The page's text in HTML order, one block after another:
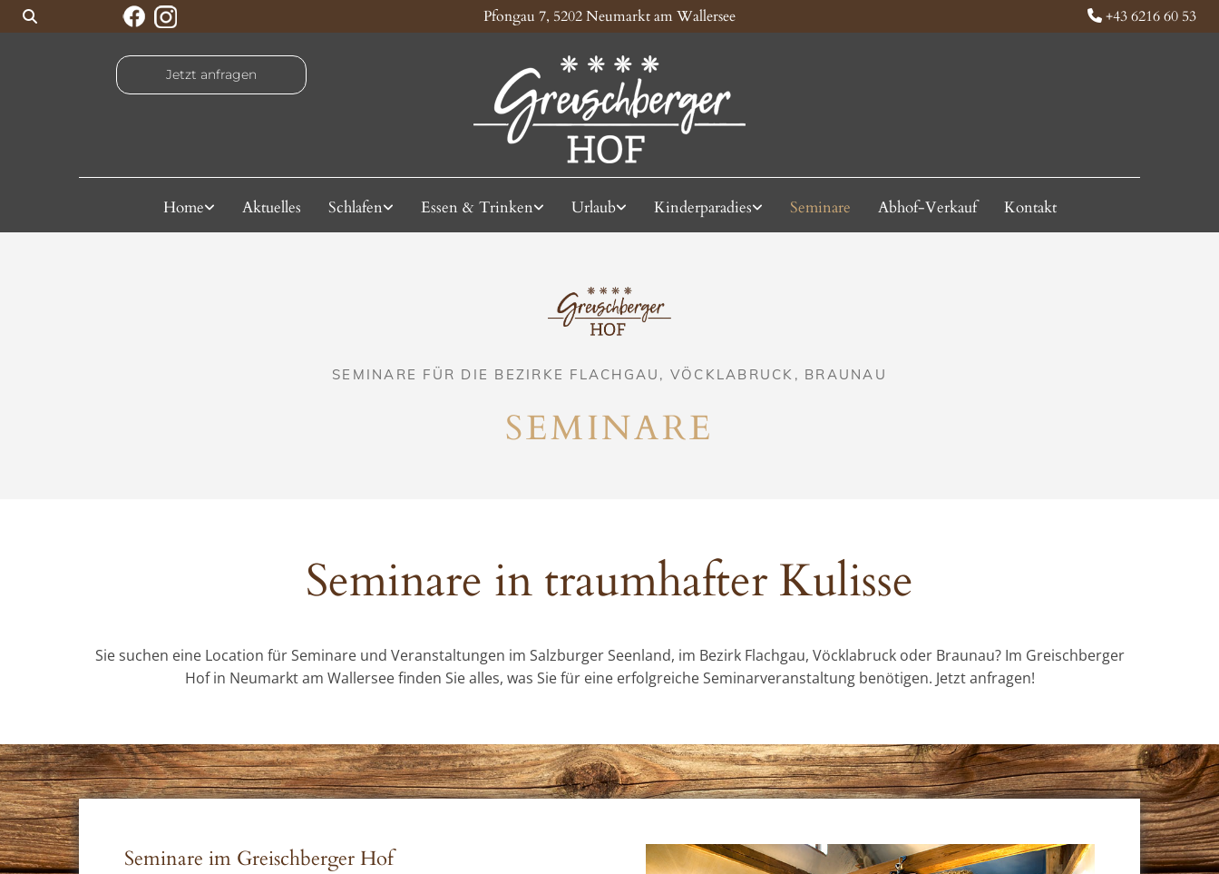
Pfongau 7, 5202 Neumarkt am Wallersee  +43 6216 60 53
Jetzt anfragen
Home Aktuelles Schlafen Essen & Trinken Urlaub Kinderparadies Seminare Abhof-Verkauf Kontakt
SEMINARE FÜR DIE BEZIRKE FLACHGAU, VÖCKLABRUCK, BRAUNAU
SEMINARE
Seminare in traumhafter Kulisse
Sie suchen eine Location für Seminare und Veranstaltungen im Salzburger Seenland, im Bezirk Flachgau, Vöcklabruck oder Braunau? Im Greischberger
Hof in Neumarkt am Wallersee finden Sie alles, was Sie für eine erfolgreiche Seminarveranstaltung benötigen. Jetzt anfragen!
Seminare im Greischberger Hof